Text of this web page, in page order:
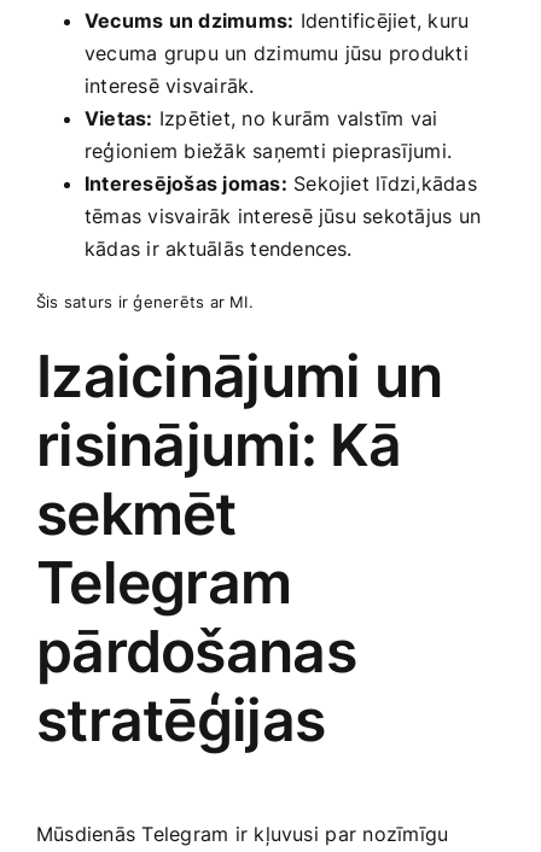
Vecums un dzimums: Identificējiet, kuru
vecuma grupu un dzimumu jūsu produkti
interesē visvairāk.
Vietas: Izpētiet, no ⁢kurām valstīm vai
reģioniem biežāk saņemti pieprasījumi.
Interesējošas jomas: Sekojiet līdzi,kādas
tēmas visvairāk interesē jūsu sekotājus un
kādas ir aktuālās tendences.
Šis saturs ir ģenerēts ar MI.
Izaicinājumi un
risinājumi: Kā
sekmēt
Telegram
pārdošanas
stratēģijas
Mūsdienās Telegram ir kļuvusi⁢ par nozīmīgu